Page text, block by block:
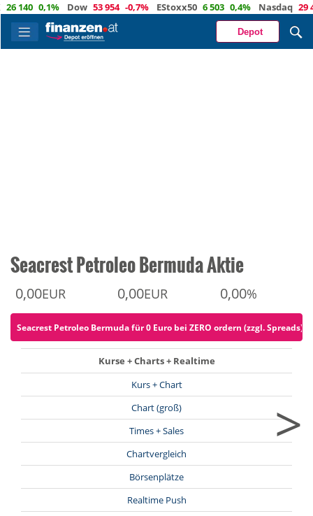
0,1% Dow 53 954 -0,7% EStoxx50 6 503 0,4% Nasdaq 29 436
Depot
Seacrest Petroleo Bermuda Aktie
0,00EUR 0,00EUR 0,00%
Seacrest Petroleo Bermuda für 0 Euro bei ZERO ordern (zzgl. Spreads)
Kurse + Charts + Realtime
Kurs + Chart
Chart (groß)
Times + Sales
Chartvergleich
Börsenplätze
Realtime Push
>